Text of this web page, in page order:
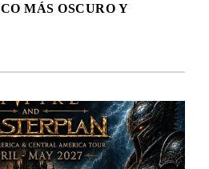
MÁS OSCURO Y